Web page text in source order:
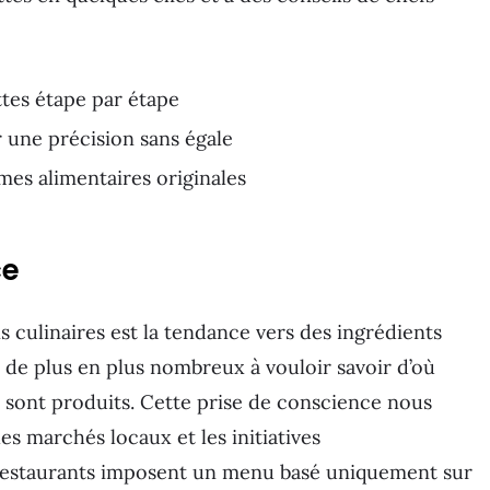
étape par étape
précision sans égale
alimentaires originales
culinaires est la tendance vers des ingrédients
plus en plus nombreux à vouloir savoir d’où
produits. Cette prise de conscience nous
marchés locaux et les initiatives
imposent un menu basé uniquement sur